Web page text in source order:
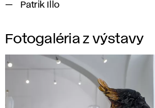
Patrik Illo
Fotogaléria z výstavy